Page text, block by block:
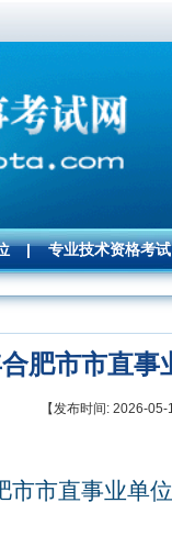
| 专业技术资格考试
肥市市直
【发布时间: 2026-
市市直事业单